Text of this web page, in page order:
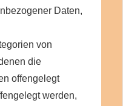
Daten,
von
die
offengelegt
werden,